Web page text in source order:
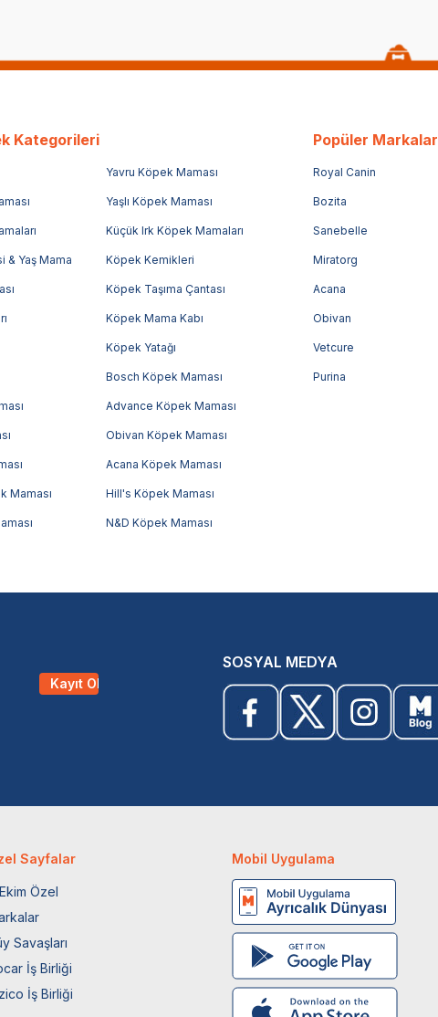
Kategorileri
Yavru Köpek Maması
Yaşlı Köpek Maması
Küçük Irk Köpek Mamaları
& Yaş Mama Köpek Kemikleri
Köpek Taşıma Çantası
Köpek Mama Kabı
Köpek Yatağı
Bosch Köpek Maması
Advance Köpek Maması
Obivan Köpek Maması
Acana Köpek Maması
Maması Hill's Köpek Maması
N&D Köpek Maması
Popüler Markalar
Royal Canin
Bozita
Sanebelle
Miratorg
Acana
Obivan
Vetcure
Purina
Kayıt Ol
SOSYAL MEDYA
Sayfalar
Özel
Savaşları
İş Birliği
İş Birliği
Mobil Uygulama